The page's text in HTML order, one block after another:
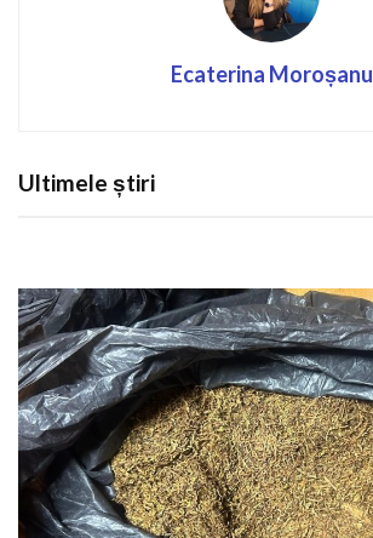
Ecaterina Moroșanu
Ultimele știri